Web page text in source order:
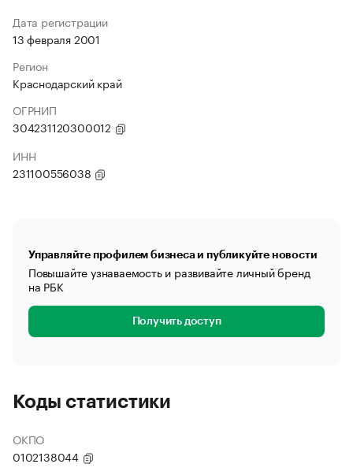
Дата регистрации
13 февраля 2001
Регион
Краснодарский край
ОГРНИП
304231120300012
ИНН
231100556038
Управляйте профилем бизнеса и публикуйте новости
Повышайте узнаваемость и развивайте личный бренд
на РБК
Получить доступ
Коды статистики
ОКПО
0102138044